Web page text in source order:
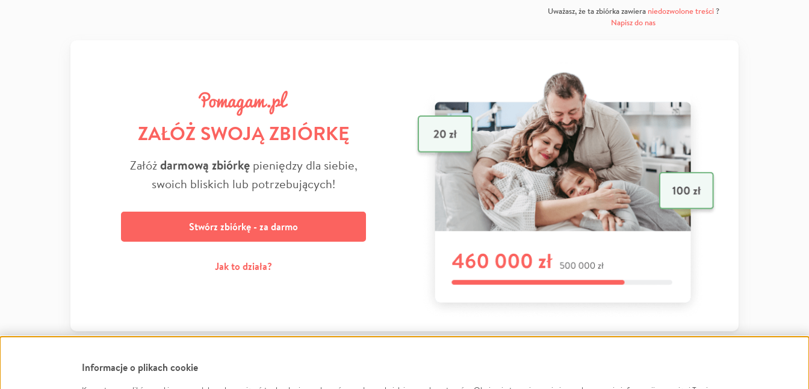
Uważasz, że ta zbiórka zawiera niedozwolone treści?
Napisz do nas
ZAŁÓŻ SWOJĄ ZBIÓRKĘ
Załóżdarmową zbiórkępieniędzy dla siebie,
swoich bliskich lub potrzebujących!
Stwórz zbiórkę - za darmo
Jak to działa?
Informacje o plikach cookie